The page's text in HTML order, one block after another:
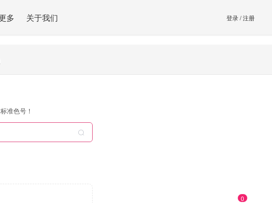
多 关于我们 登录/注册
0
准色号！